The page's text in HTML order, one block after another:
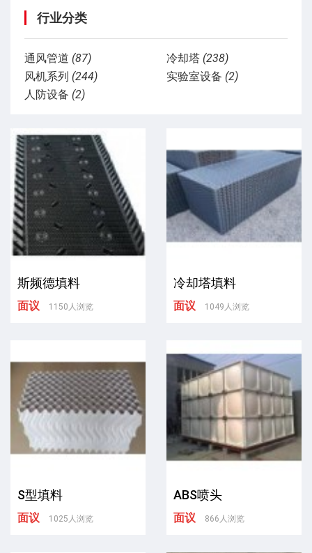
行业分类
通风管道 (87) 冷却塔 (238)
风机系列 (244) 实验室设备 (2)
人防设备 (2)
斯频德填料
面议 1150人浏览
冷却塔填料
面议 1049人浏览
S型填料
面议 1025人浏览
ABS喷头
面议 866人浏览